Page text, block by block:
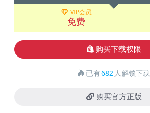
VIP会员
免费
购买下载权限
已有682 人解锁下载
购买官方正版